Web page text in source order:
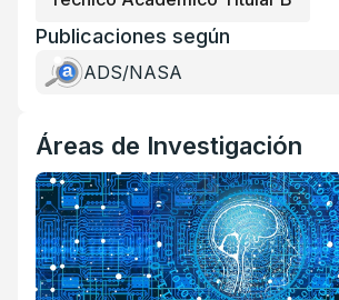
Publicaciones según
ADS/NASA
Áreas de Investigación